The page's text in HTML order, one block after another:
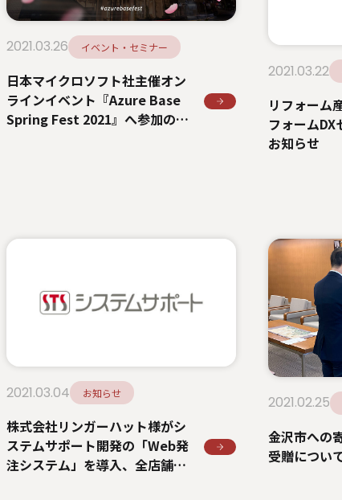
2021.03.26 イベント・セミナー
日本マイクロソフト社主催オン
ラインイベント『Azure Base
Spring Fest 2021』へ参加のお
2021.03.22
リフォーム
フォーム
お知らせ
2021.03.04 お知らせ
株式会社リンガーハット様がシ
ステムサポート開発の「Web発
注システム」を導入、全店舗展
2021.02.25
金沢市への
受贈につい